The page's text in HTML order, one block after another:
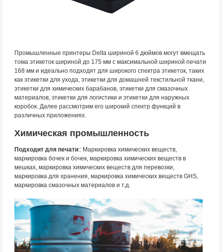
Промышленные принтеры Delta шириной 6 дюймов могут вмещать
тома этикеток шириной до 175 мм с максимальной шириной печати
168 мм и идеально подходят для широкого спектра этикеток, таких
как этикетки для ухода, этикетки для домашней текстильной ткани,
этикетки для химических барабанов, этикетки для смазочных
материалов, этикетки для логистики и этикетки для наружных
коробок. Далее рассмотрим его широкий спектр функций в
различных приложениях.
Химическая промышленность
Подходит для печати:: Маркировка химических веществ,
маркировка бочек и бочек, маркировка химических веществ в
мешках, маркировка химических веществ для перевозки,
маркировка для хранения, маркировка химических веществ GHS,
маркировка смазочных материалов и т.д.